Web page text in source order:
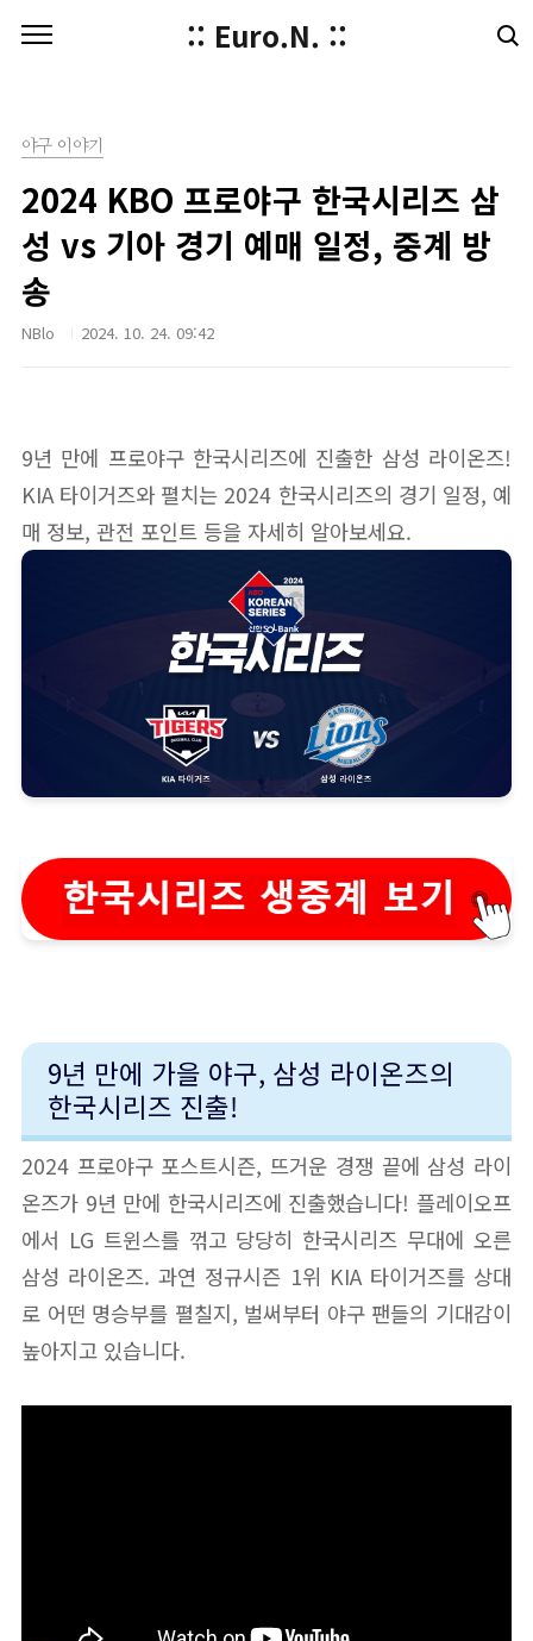
:: Euro.N. ::
야구 이야기
2024 KBO 프로야구 한국시리즈 삼
성 vs 기아 경기 예매 일정, 중계 방
송
NBlo 2024. 10. 24. 09:42
9년 만에 프로야구 한국시리즈에 진출한 삼성 라이온즈!
KIA 타이거즈와 펼치는 2024 한국시리즈의 경기 일정, 예
매 정보, 관전 포인트 등을 자세히 알아보세요.
9년 만에 가을 야구, 삼성 라이온즈의
한국시리즈 진출!
2024 프로야구 포스트시즌, 뜨거운 경쟁 끝에 삼성 라이
온즈가 9년 만에 한국시리즈에 진출했습니다! 플레이오프
에서 LG 트윈스를 꺾고 당당히 한국시리즈 무대에 오른
삼성 라이온즈. 과연 정규시즌 1위 KIA 타이거즈를 상대
로 어떤 명승부를 펼칠지, 벌써부터 야구 팬들의 기대감이
높아지고 있습니다.